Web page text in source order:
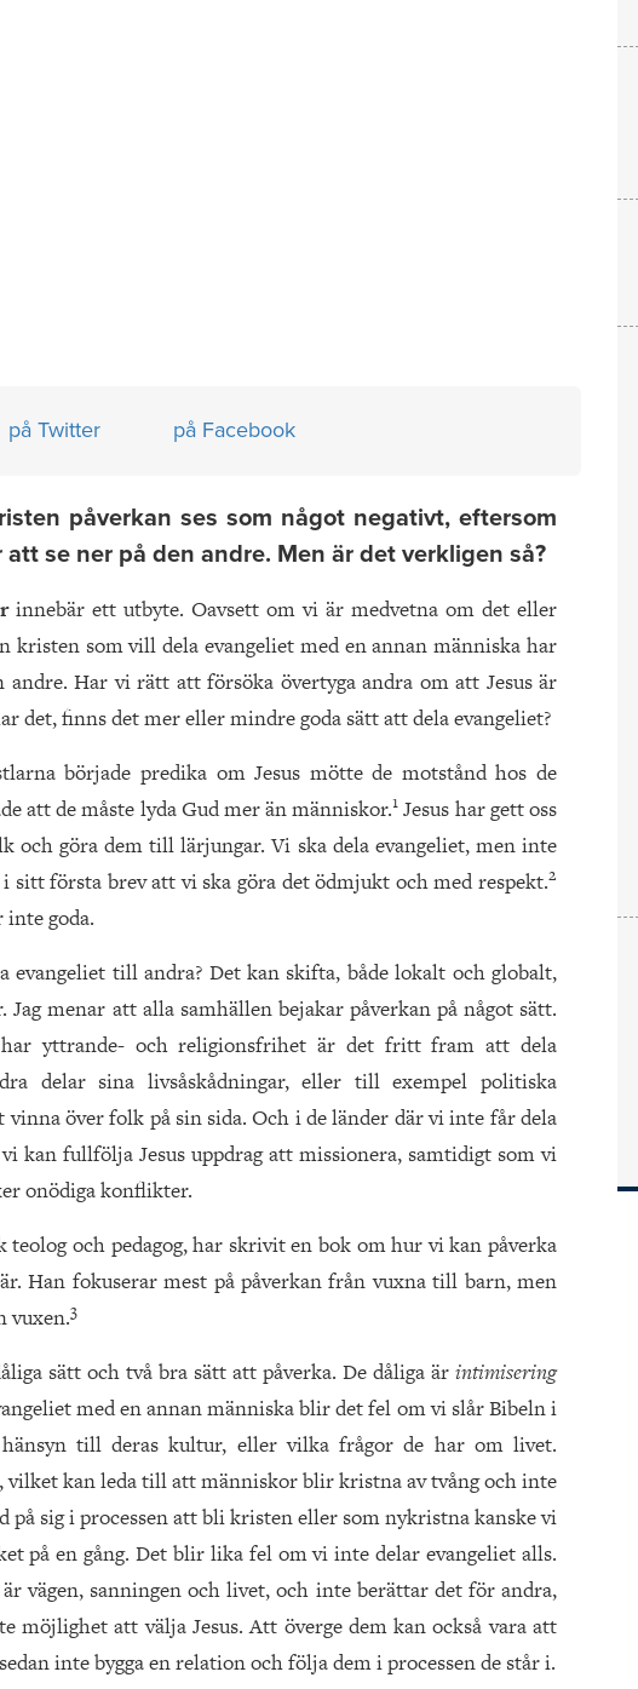
på Twitter på Facebook
påverkan ses som något negativt, eftersom
se ner på den andre. Men är det verkligen så?
innebär ett utbyte. Oavsett om vi är medvetna om det eller
kristen som vill dela evangeliet med en annan människa har
Har vi rätt att försöka övertyga andra om att Jesus är
det, finns det mer eller mindre goda sätt att dela evangeliet?
började predika om Jesus mötte de motstånd hos de
att de måste lyda Gud mer än människor.1 Jesus har gett oss
och göra dem till lärjungar. Vi ska dela evangeliet, men inte
första brev att vi ska göra det ödmjukt och med respekt.2
inte goda.
evangeliet till and­ra? Det kan skifta, både lokalt och globalt,
menar att alla samhällen bejakar påverkan på något sätt.
yttrande- och religionsfrihet är det fritt fram att dela
delar sina livsåskådningar, eller till exempel politiska
över folk på sin sida. Och i de länder där vi inte får dela
kan fullfölja Jesus uppdrag att missionera, samtidigt som vi
onödiga konflikter.
teolog och pedagog, har skrivit en bok om hur vi kan påverka
Han fokuserar mest på påverkan från vuxna till barn, men
vuxen.3
sätt och två bra sätt att påverka. De dåliga är intimisering
med en annan människa blir det fel om vi slår Bibeln i
till deras kultur, eller vilka frågor de har om livet.
kan leda till att människor blir kristna av tvång och inte
på sig i processen att bli kristen eller som nykristna kanske vi
på en gång. Det blir lika fel om vi inte delar evangeliet alls.
vägen, sanningen och livet, och inte berättar det för andra,
möjlighet att välja Jesus. Att överge dem kan också vara att
inte bygga en relation och följa dem i processen de står i.